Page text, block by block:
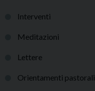
Interventi
Meditazioni
Lettere
Orientamenti pastorali